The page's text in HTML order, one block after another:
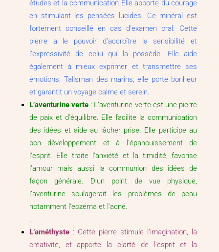
études et la communication Elle apporte du courage
en stimulant les pensées lucides. Ce minéral est
fortement conseillé en cas d’examen oral. Cette
pierre a le pouvoir d’accroître la sensibilité et
l’expressivité de celui qui la possède. Elle aide
également à mieux exprimer et transmettre ses
émotions. Talisman des marins, elle porte bonheur
et garantit un voyage calme et serein.
L’aventurine verte : L’aventurine verte est une pierre
de paix et d’équilibre. Elle facilite la communication
des idées et aide au lâcher prise. Elle participe au
bon développement et à l’épanouissement de
l’esprit. Elle traite l’anxiété et la timidité, favorise
l’amour mais aussi la communion des idées de
façon générale. D’un point de vue physique,
l’aventurine soulagerait les problèmes de peau
notamment l’eczéma et l’acné.
.
L’améthyste: Cette pierre stimule l’imagination, la
créativité, et apporte la clarté de l’esprit et la